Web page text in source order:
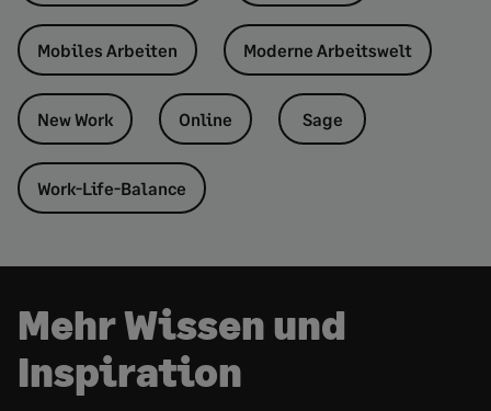
Mobiles Arbeiten Moderne Arbeitswelt
New Work Online Sage
Work-Life-Balance
Mehr Wissen und
Inspiration